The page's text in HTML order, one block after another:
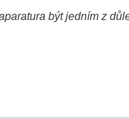
být jedním z